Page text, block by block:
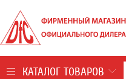
КАТАЛОГ ТОВАРОВ